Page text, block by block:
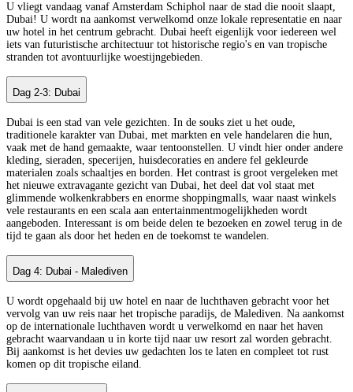
U vliegt vandaag vanaf Amsterdam Schiphol naar de stad die nooit slaapt,
Dubai! U wordt na aankomst verwelkomd onze lokale representatie en naar
uw hotel in het centrum gebracht. Dubai heeft eigenlijk voor iedereen wel
iets van futuristische architectuur tot historische regio's en van tropische
stranden tot avontuurlijke woestijngebieden.
Dag 2-3: Dubai
Dubai is een stad van vele gezichten. In de souks ziet u het oude,
traditionele karakter van Dubai, met markten en vele handelaren die hun,
vaak met de hand gemaakte, waar tentoonstellen. U vindt hier onder andere
kleding, sieraden, specerijen, huisdecoraties en andere fel gekleurde
materialen zoals schaaltjes en borden. Het contrast is groot vergeleken met
het nieuwe extravagante gezicht van Dubai, het deel dat vol staat met
glimmende wolkenkrabbers en enorme shoppingmalls, waar naast winkels
vele restaurants en een scala aan entertainmentmogelijkheden wordt
aangeboden. Interessant is om beide delen te bezoeken en zowel terug in de
tijd te gaan als door het heden en de toekomst te wandelen.
Dag 4: Dubai - Malediven
U wordt opgehaald bij uw hotel en naar de luchthaven gebracht voor het
vervolg van uw reis naar het tropische paradijs, de Malediven. Na aankomst
op de internationale luchthaven wordt u verwelkomd en naar het haven
gebracht waarvandaan u in korte tijd naar uw resort zal worden gebracht.
Bij aankomst is het devies uw gedachten los te laten en compleet tot rust
komen op dit tropische eiland.